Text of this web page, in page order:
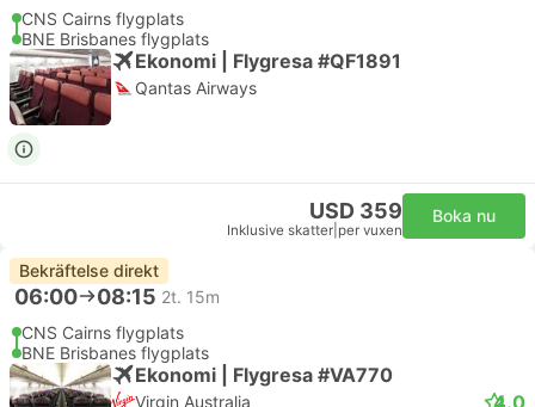
CNS Cairns flygplats
BNE Brisbanes flygplats
Ekonomi | Flygresa #QF1891
Qantas Airways
USD 359
Inklusive skatter per vuxen
Boka nu
Bekräftelse direkt
06:00 08:15 2t. 15m
CNS Cairns flygplats
BNE Brisbanes flygplats
Ekonomi | Flygresa #VA770
Virgin Australia 4.0